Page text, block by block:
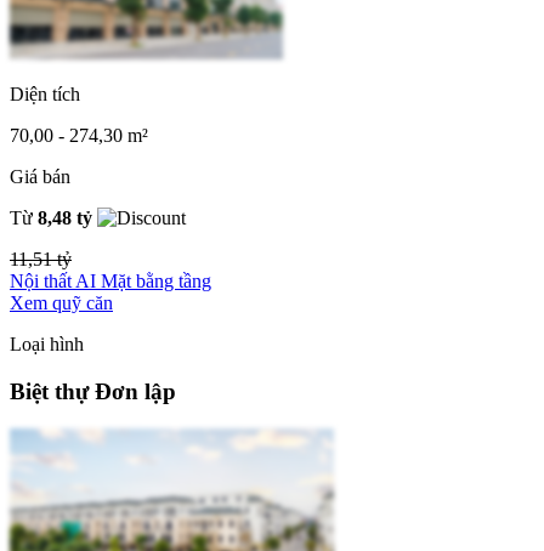
Diện tích
70,00 - 274,30 m²
Giá bán
Từ 8,48 tỷ
11,51 tỷ
Nội thất AI Mặt bằng tầng
Xem quỹ căn
Loại hình
Biệt thự Đơn lập